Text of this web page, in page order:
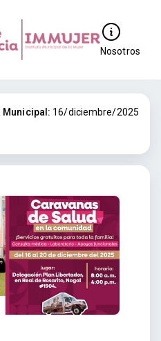
Nosotros
Municipal: 16/diciembre/2025